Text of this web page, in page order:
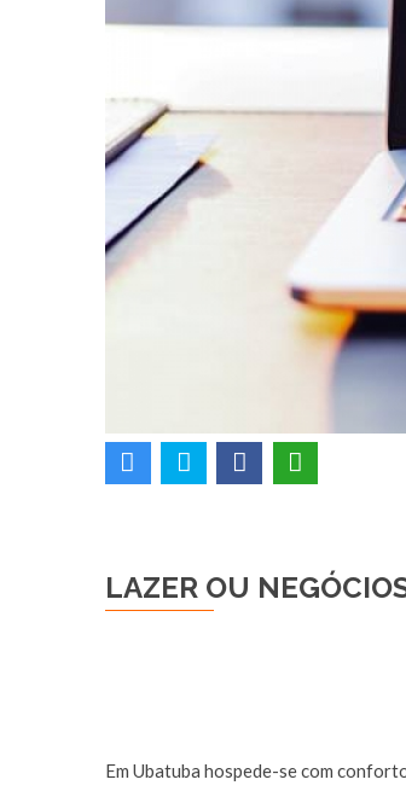
LAZER OU
Em Ubatuba hospede-se com